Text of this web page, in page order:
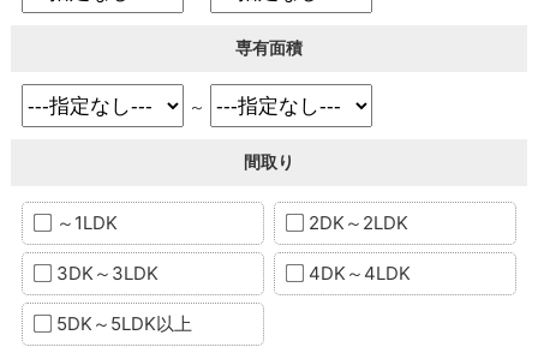
専有面積
～
間取り
～1LDK 2DK～2LDK
3DK～3LDK 4DK～4LDK
5DK～5LDK以上